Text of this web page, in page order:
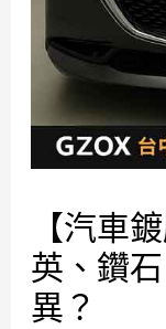
【汽車
英、鑽
異？